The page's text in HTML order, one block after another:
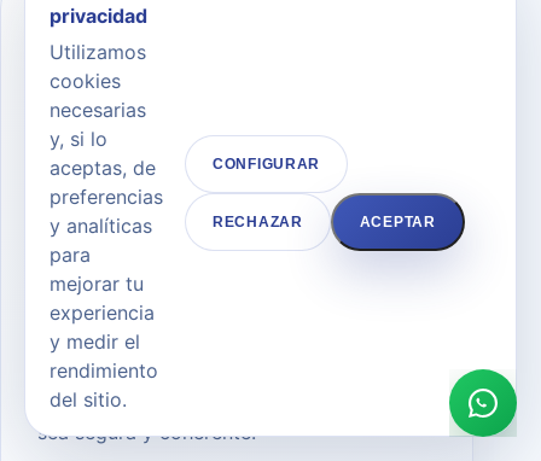
05
Revisiones
postoperatorias para
controlar inflamación,
cicatrización y vuelta
progresiva a la rutina.
Explicación clara, objetivos realistas y
pautas adaptadas para que cada decisión
sea segura y coherente.
privacidad
Utilizamos
cookies
necesarias
y, si lo
aceptas, de
preferencias
y analíticas
para
mejorar tu
experiencia
y medir el
rendimiento
del sitio.
CONFIGURAR
RECHAZAR ACEPTAR